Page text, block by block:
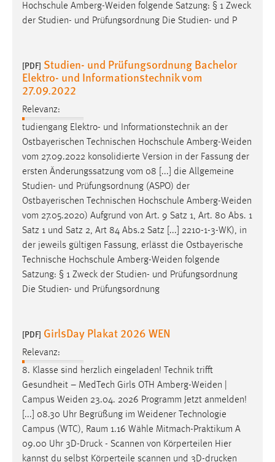
Hochschule Amberg-Weiden folgende Satzung: § 1 Zweck
der Studien- und Prüfungsordnung Die Studien- und P
[PDF] Studien- und Prüfungsordnung Bachelor
Elektro- und Informationstechnik vom
27.09.2022
Relevanz:
tudiengang Elektro- und Informationstechnik an der
Ostbayerischen Technischen Hochschule Amberg-Weiden
vom 27.09.2022 konsolidierte Version in der Fassung der
ersten Änderungssatzung vom 08 [...] die Allgemeine
Studien- und Prüfungsordnung (ASPO) der
Ostbayerischen Technischen Hochschule Amberg-Weiden
vom 27.05.2020) Aufgrund von Art. 9 Satz 1, Art. 80 Abs. 1
Satz 1 und Satz 2, Art 84 Abs.2 Satz [...] 2210-1-3-WK), in
der jeweils gültigen Fassung, erlässt die Ostbayerische
Technische Hochschule Amberg-Weiden folgende
Satzung: § 1 Zweck der Studien- und Prüfungsordnung
Die Studien- und Prüfungsordnung
[PDF] GirlsDay Plakat 2026 WEN
Relevanz:
8. Klasse sind herzlich eingeladen! Technik trifft
Gesundheit – MedTech Girls OTH Amberg-Weiden
Campus Weiden 23.04. 2026 Programm Jetzt anmelden!
[...] 08.30 Uhr Begrüßung im Weidener Technologie
Campus (WTC), Raum 1.16 Wähle Mitmach-Praktikum A
09.00 Uhr 3D-Druck - Scannen von Körperteilen Hier
kannst du selbst Körperteile scannen und 3D-drucken
Name:
_pk_ref, _pk_cvar, _pk_id, _pk_ses
Cookie Laufzeit:
Max. 13 Monate
MARKETING
Marketing Cookies werden von Drittanbietern
verwendet, um personalisierte Werbung anzuzeigen.
Sie tun dies, indem sie Besucher über Websites
hinweg verfolgen.
Google Ads
Name:
_gcl_au
Anbieter:
Zweck:
Cookie Laufzeit:
3 Monate
Facebook Pixel
Name:
_fbp